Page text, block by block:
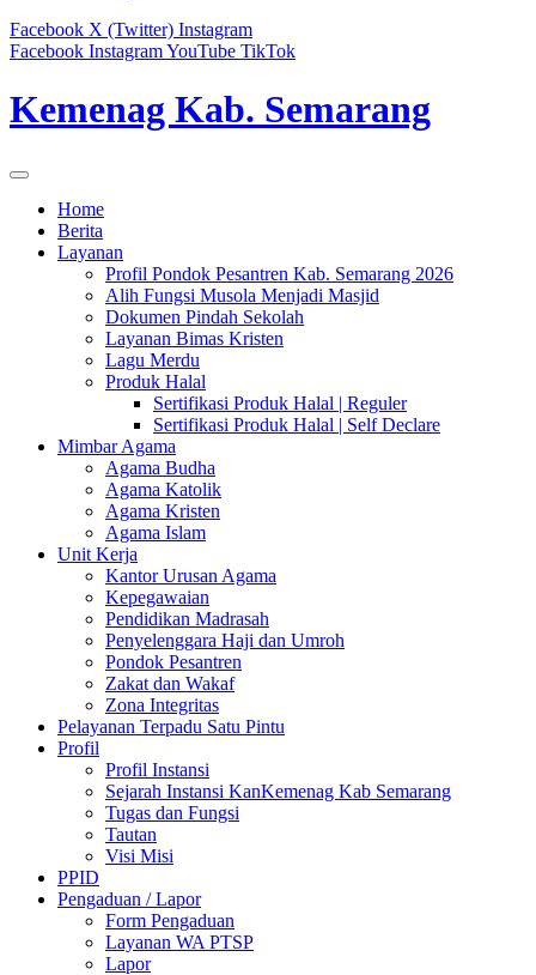
Facebook X (Twitter) Instagram
Facebook InstagramYouTube TikTok
Kemenag Kab. Semarang
Home
Berita
Layanan
Profil Pondok Pesantren Kab. Semarang 2026
Alih Fungsi Musola Menjadi Masjid
Dokumen Pindah Sekolah
Layanan Bimas Kristen
Lagu Merdu
Produk Halal
Sertifikasi Produk Halal | Reguler
Sertifikasi Produk Halal | Self Declare
Mimbar Agama
Agama Budha
Agama Katolik
Agama Kristen
Agama Islam
Unit Kerja
Kantor Urusan Agama
Kepegawaian
Pendidikan Madrasah
Penyelenggara Haji dan Umroh
Pondok Pesantren
Zakat dan Wakaf
Zona Integritas
Pelayanan Terpadu Satu Pintu
Profil
Profil Instansi
Sejarah Instansi KanKemenag Kab Semarang
Tugas dan Fungsi
Tautan
Visi Misi
PPID
Pengaduan / Lapor
Form Pengaduan
Layanan WA PTSP
Lapor